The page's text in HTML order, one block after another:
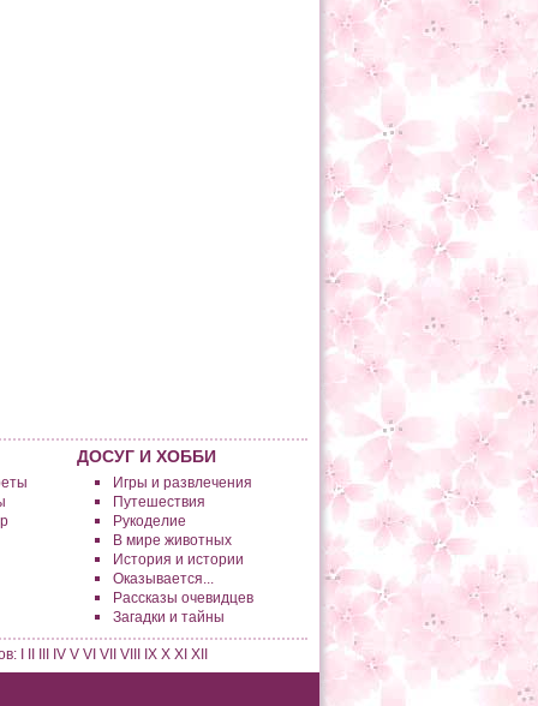
ДОСУГ И ХОББИ
Игры и развлечения
Путешествия
Рукоделие
В мире животных
История и истории
Оказывается...
Рассказы очевидцев
Загадки и тайны
IV V VI VII VIII IX X XI XII